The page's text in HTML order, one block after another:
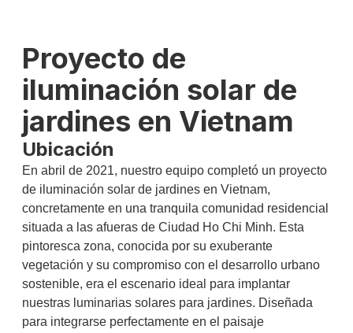
Proyecto de
iluminación solar de
jardines en Vietnam
Ubicación
En abril de 2021, nuestro equipo completó un proyecto
de iluminación solar de jardines en Vietnam,
concretamente en una tranquila comunidad residencial
situada a las afueras de Ciudad Ho Chi Minh. Esta
pintoresca zona, conocida por su exuberante
vegetación y su compromiso con el desarrollo urbano
sostenible, era el escenario ideal para implantar
nuestras luminarias solares para jardines. Diseñada
para integrarse perfectamente en el paisaje